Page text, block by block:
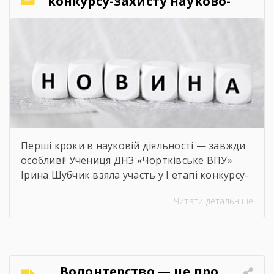
[…]
дослідницьких робіт учнів-
Перші кроки в науковій діяльності — завжди
особливі! Учениця ДНЗ «Чортківське ВПУ»
Ірина Шубчик взяла участь у І етапі конкурсу-
«Сучасний стан та перспективи розвитку
Читати детальніше